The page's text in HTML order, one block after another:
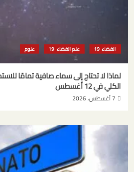
الفضاء علم الفضاء علوم
لماذا لا تحتاج إلى سماء صافية تمامًا
الكلي في 12 أغسطس
7 أغسطس، 2026